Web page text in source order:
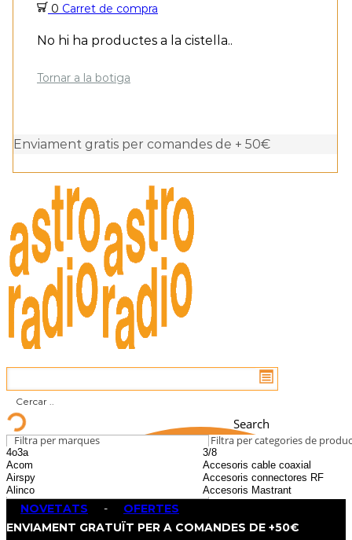
0 Carret de compra
No hi ha productes a la cistella..
Tornar a la botiga
Enviament gratis per comandes de + 50€
Search
Filtra per marques Filtra per categories de
NOVETATS - OFERTES
ENVIAMENT GRATUÏT PER A COMANDES DE +50€